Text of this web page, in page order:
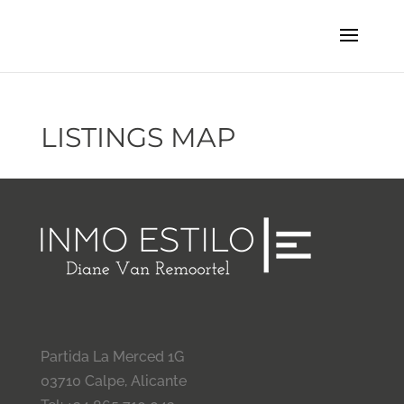
LISTINGS MAP
Partida La Merced 1G
03710 Calpe, Alicante